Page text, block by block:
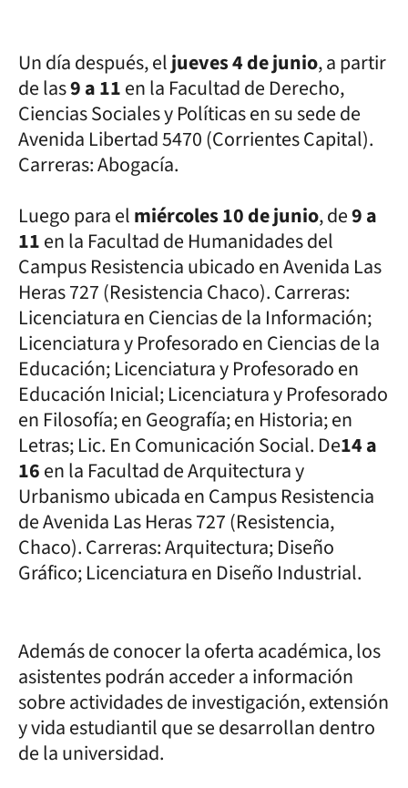
Un día después, eljueves 4 de junio, a partir
de las9 a 11en la Facultad de Derecho,
Ciencias Sociales y Políticas en su sede de
Avenida Libertad 5470 (Corrientes Capital).
Carreras: Abogacía.
Luego para elmiércoles 10 de junio, de9 a
11en la Facultad de Humanidades del
Campus Resistencia ubicado en Avenida Las
Heras 727 (Resistencia Chaco). Carreras:
Licenciatura en Ciencias de la Información;
Licenciatura y Profesorado en Ciencias de la
Educación; Licenciatura y Profesorado en
Educación Inicial; Licenciatura y Profesorado
en Filosofía; en Geografía; en Historia; en
Letras; Lic. En Comunicación Social. De14 a
16en la Facultad de Arquitectura y
Urbanismo ubicada en Campus Resistencia
de Avenida Las Heras 727 (Resistencia,
Chaco). Carreras: Arquitectura; Diseño
Gráfico; Licenciatura en Diseño Industrial.
Además de conocer la oferta académica, los
asistentes podrán acceder a información
sobre actividades de investigación, extensión
y vida estudiantil que se desarrollan dentro
de la universidad.